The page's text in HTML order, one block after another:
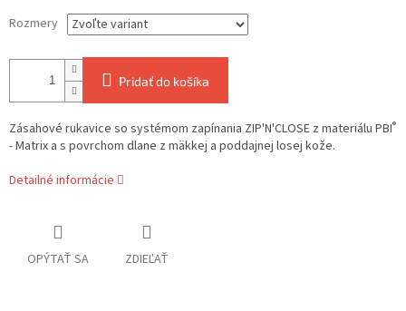
Rozmery
Pridať do košíka
Zásahové rukavice so systémom zapínania ZIP'N'CLOSE z materiálu PBI®
- Matrix a s povrchom dlane z mäkkej a poddajnej losej kože.
Detailné informácie
OPÝTAŤ SA ZDIEĽAŤ